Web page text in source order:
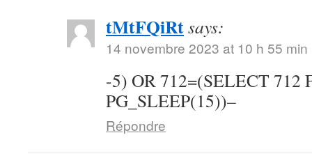
tMtFQiRtsays:
14 novembre 2023 at 10 h 55 min
-5) OR 712=(SELECT 712
PG_SLEEP(15))–
Répondre